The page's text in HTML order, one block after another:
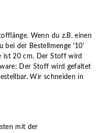
Wenn du z.B. einen
bei der Bestellmenge '10'
ist 20 cm. Der Stoff wird
Der Stoff wird gefaltet
Wir schneiden in
mit der